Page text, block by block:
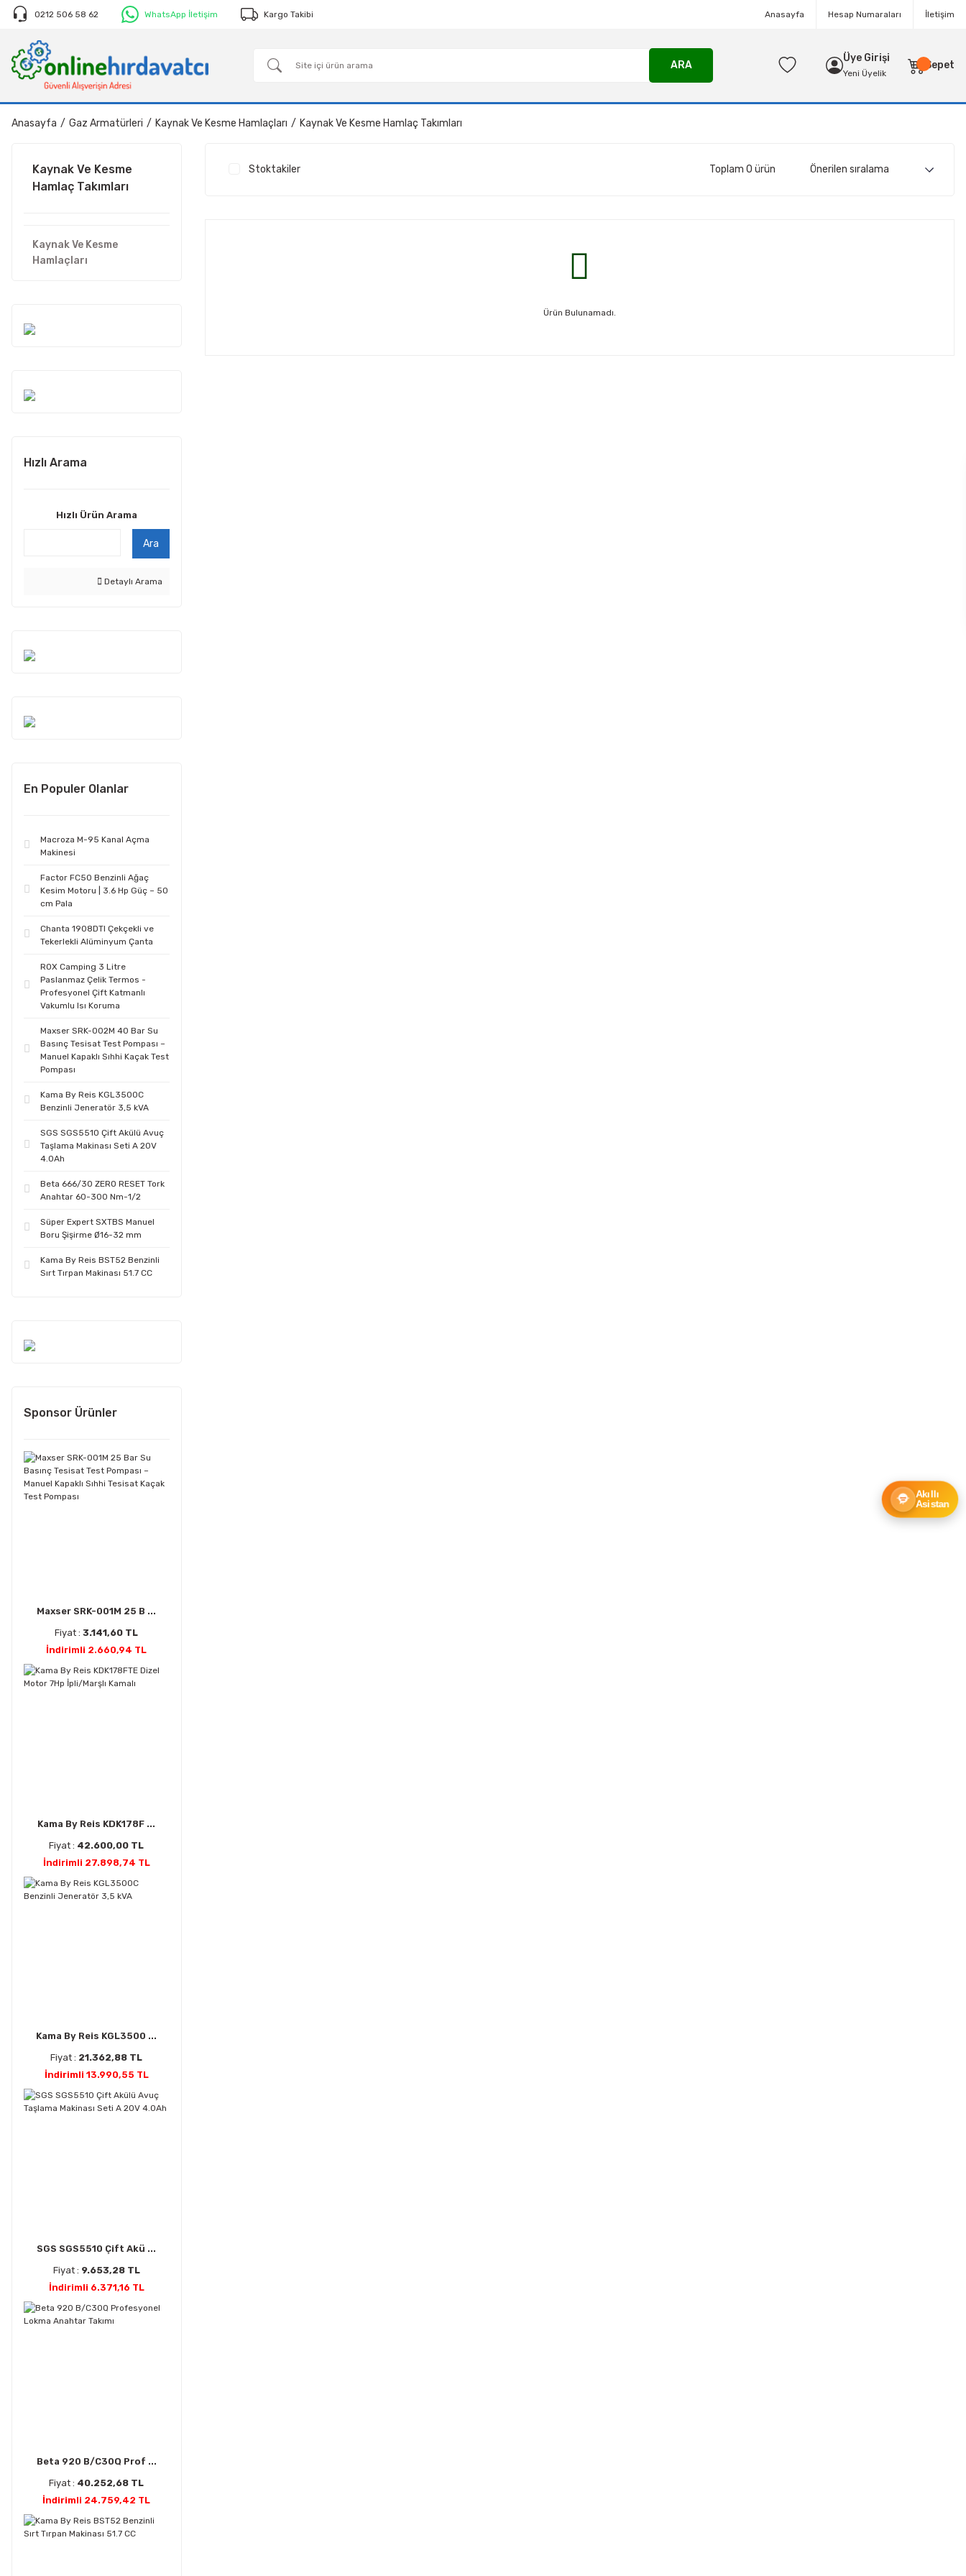
0212 506 58 62 WhatsApp İletişim Kargo Takibi Anasayfa Hesap Numaraları İletişim
ARA
Üye Girişi
Yeni Üyelik
Sepet
Anasayfa Gaz Armatürleri Kaynak Ve Kesme Hamlaçları Kaynak Ve Kesme Hamlaç Takımları
Kaynak Ve Kesme
Hamlaç Takımları
Kaynak Ve Kesme
Hamlaçları
Hızlı Arama
Hızlı Ürün Arama
Ara
Detaylı Arama
En Populer Olanlar
Macroza M-95 Kanal Açma
Makinesi
Factor FC50 Benzinli Ağaç
Kesim Motoru | 3.6 Hp Güç – 50
cm Pala
Chanta 1908DTI Çekçekli ve
Tekerlekli Alüminyum Çanta
ROX Camping 3 Litre
Paslanmaz Çelik Termos -
Profesyonel Çift Katmanlı
Vakumlu Isı Koruma
Maxser SRK-002M 40 Bar Su
Basınç Tesisat Test Pompası –
Manuel Kapaklı Sıhhi Kaçak Test
Pompası
Kama By Reis KGL3500C
Benzinli Jeneratör 3,5 kVA
SGS SGS5510 Çift Akülü Avuç
Taşlama Makinası Seti A 20V
4.0Ah
Beta 666/30 ZERO RESET Tork
Anahtar 60-300 Nm-1/2
Süper Expert SXTBS Manuel
Boru Şişirme Ø16-32 mm
Kama By Reis BST52 Benzinli
Sırt Tırpan Makinası 51.7 CC
Sponsor Ürünler
Maxser SRK-001M 25 B ...
Fiyat :3.141,60 TL
İndirimli 2.660,94 TL
Kama By Reis KDK178F ...
Fiyat : 42.600,00 TL
İndirimli 27.898,74 TL
Kama By Reis KGL3500 ...
Fiyat : 21.362,88 TL
İndirimli 13.990,55 TL
SGS SGS5510 Çift Akü ...
Fiyat : 9.653,28 TL
İndirimli 6.371,16 TL
Beta 920 B/C30Q Prof ...
Fiyat : 40.252,68 TL
İndirimli 24.759,42 TL
Stoktakiler Toplam 0 ürün
Ürün Bulunamadı.
Akıllı
Asistan